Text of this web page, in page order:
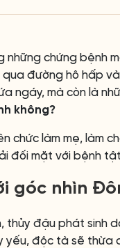
những chứng bệnh
đường hô hấp và
ngáy, mà còn là
không?
chức làm mẹ, làm
đối mặt với bệnh
góc nhìn
thủy đậu phát sinh
yếu, độc tà sẽ thừa